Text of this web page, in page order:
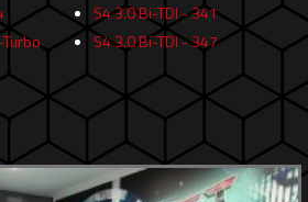
S4 3.0 Bi-TDI - 341
S4 3.0 Bi-TDI - 347